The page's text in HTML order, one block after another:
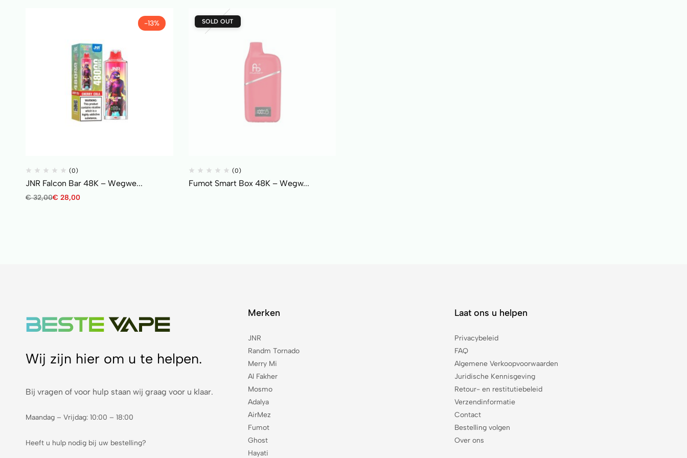
-13%
(0)
JNR Falcon Bar 48K – Wegwe...
€32,00€ 28,00
SOLD OUT
(0)
Fumot Smart Box 48K – Wegw...
Wij zijn hier om u te helpen.
Bij vragen of voor hulp staan wij graag voor u klaar.
Maandag – Vrijdag: 10:00 – 18:00
Heeft u hulp nodig bij uw bestelling?
Merken
JNR
Randm Tornado
Merry Mi
Al Fakher
Mosmo
Adalya
AirMez
Fumot
Ghost
Hayati
Laat ons u helpen
Privacybeleid
FAQ
Algemene Verkoopvoorwaarden
Juridische Kennisgeving
Retour- en restitutiebeleid
Verzendinformatie
Contact
Bestelling volgen
Over ons